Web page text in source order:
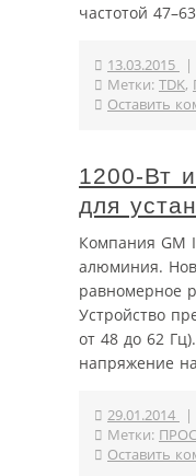
частотой
13.03.2015 |
Метки: TDK,
Оставить
1200-Вт
для
Компания GM
алюминия.
равномерное
Устройство
от 48 до 62
напряжение
29.01.2014 |
Метки:
Оставить